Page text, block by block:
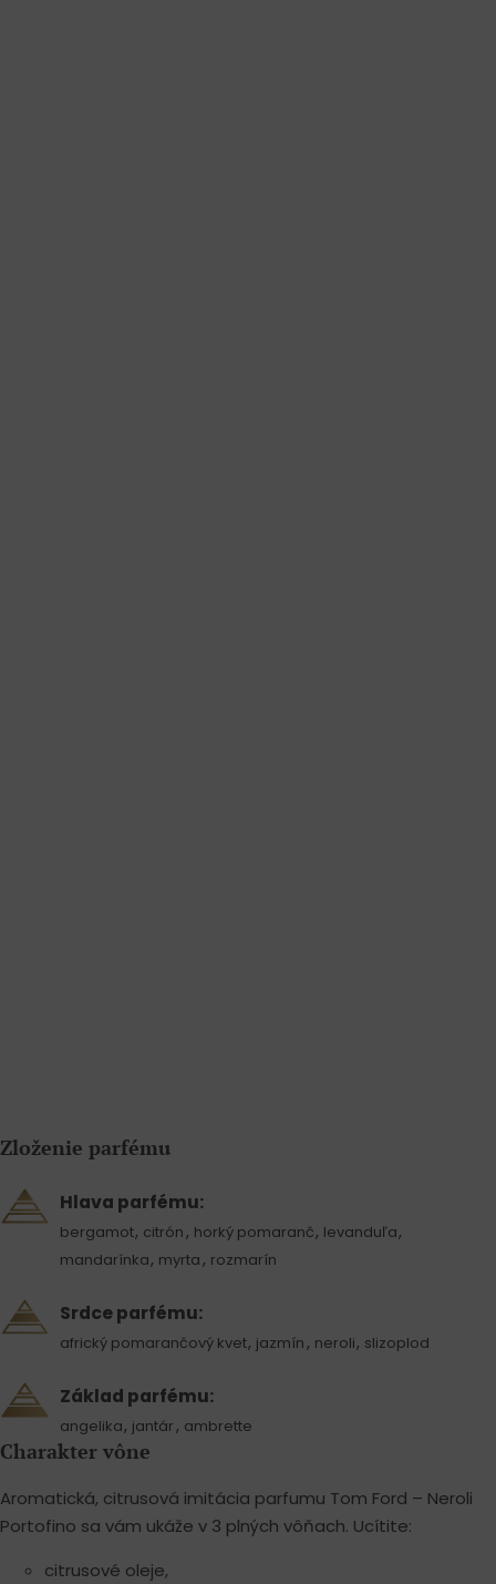
Zloženie parfému
Hlava parfému:
bergamot, citrón , horký pomaranč, levanduľa,
mandarínka, myrta , rozmarín
Srdce parfému:
africký pomarančový kvet, jazmín , neroli, slizoplod
Základ parfému:
angelika, jantár , ambrette
Charakter vône
Aromatická, citrusová imitácia parfumu Tom Ford – Neroli
Portofino sa vám ukáže v 3 plných vôňach. Ucítite:
citrusové oleje,